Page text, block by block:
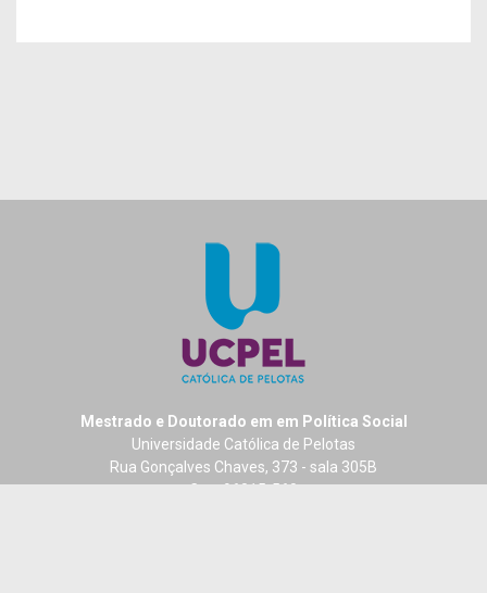
Mestrado e Doutorado em em Política Social
Universidade Católica de Pelotas
Rua Gonçalves Chaves, 373 - sala 305B
Cep: 96015-560